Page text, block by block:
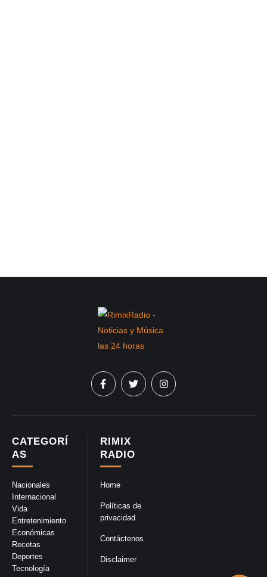
RIMIX
RADIO
Home
Políticas de
privacidad
Contáctenos
Disclaimer
CATEGORÍ
AS
Nacionales
Internacional
Vida
Entretenimiento
Económicas
Recetas
Deportes
Tecnología